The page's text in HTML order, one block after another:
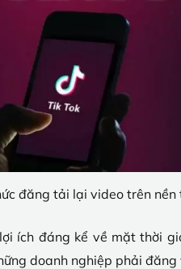
đăng tải lại video trên nền
ích đáng kể về mặt thời
doanh nghiệp phải